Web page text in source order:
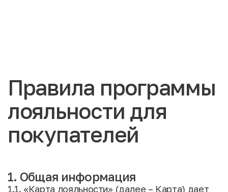
Правила программы
лояльности для
покупателей
1. Общая информация
1.1. «Карта лояльности» (далее – Карта) дает